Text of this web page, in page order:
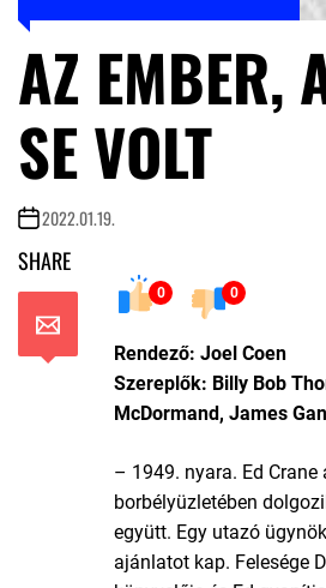
AZ EMBER,
SE VOLT
2022.01.19.
SHARE
0 0
Rendező: Joel Coen
Szereplők: Billy Bob
McDormand, James
– 1949. nyara. Ed Crane
borbélyüzletében
együtt. Egy utazó
ajánlatot kap. Felesége